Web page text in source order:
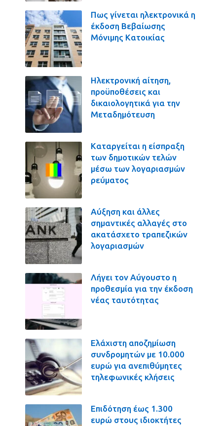
Πως γίνεται ηλεκτρονικά η
έκδοση Βεβαίωσης
Μόνιμης Κατοικίας
Ηλεκτρονική αίτηση,
προϋποθέσεις και
δικαιολογητικά για την
Μεταδημότευση
Καταργείται η είσπραξη
των δημοτικών τελών
μέσω των λογαριασμών
ρεύματος
Αύξηση και άλλες
σημαντικές αλλαγές στο
ακατάσχετο τραπεζικών
λογαριασμών
Λήγει τον Αύγουστο η
προθεσμία για την έκδοση
νέας ταυτότητας
Ελάχιστη αποζημίωση
συνδρομητών με 10.000
ευρώ για ανεπιθύμητες
τηλεφωνικές κλήσεις
Επιδότηση έως 1.300
ευρώ στους ιδιοκτήτες